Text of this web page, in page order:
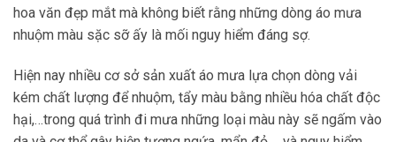
hoa văn đẹp mắt mà không biết rằng những dòng áo mưa
nhuộm màu sặc sỡ ấy là mối nguy hiểm đáng sợ.
Hiện nay nhiều cơ sở sản xuất áo mưa lựa chọn dòng vải
kém chất lượng để nhuộm, tẩy màu bằng nhiều hóa chất độc
hại,…trong quá trình đi mưa những loại màu này sẽ ngấm vào